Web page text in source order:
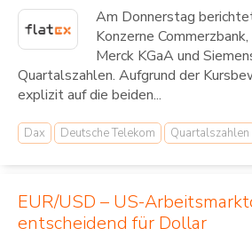
Am Donnerstag
Konzerne
Merck KGaA und
Quartalszahlen. Aufgrund der
explizit auf die beiden...
Dax Deutsche Telekom Quartalszahlen
EUR/USD – US-
entscheidend für Dollar